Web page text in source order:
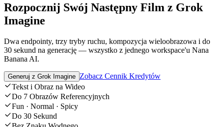
Rozpocznij Swój Następny Film z Grok
Imagine
Dwa endpointy, trzy tryby ruchu, kompozycja wieloobrazowa i do
30 sekund na generację — wszystko z jednego workspace'u Nana
Banana AI.
Generuj z Grok Imagine Zobacz Cennik Kredytów
Tekst i Obraz na Wideo
Do 7 Obrazów Referencyjnych
Fun · Normal · Spicy
Do 30 Sekund